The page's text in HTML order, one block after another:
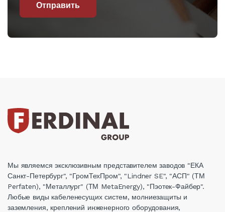
Отправить
Мы являемся эксклюзивным представителем заводов "ЕКА
Санкт-Петербург", "ГромТехПром", "Lindner SE", "АСП" (ТМ
Perfaten), "Металлург" (ТМ MetaEnergy), "Пэотек-Файбер".
Любые виды кабеленесущих систем, молниезащиты и
заземления, креплений инженерного оборудования,